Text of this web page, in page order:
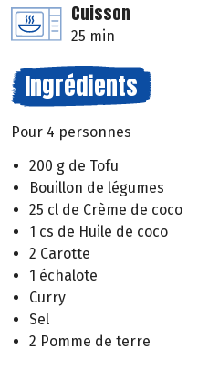
Cuisson
25 min
Ingrédients
Pour 4 personnes
200 g de Tofu
Bouillon de légumes
25 cl de Crème de coco
1 cs de Huile de coco
2 Carotte
1 échalote
Curry
Sel
2 Pomme de terre